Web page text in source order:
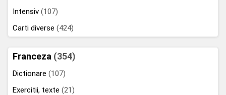
Intensiv (107)
Carti diverse (424)
Franceza (354)
Dictionare (107)
Exercitii, texte (21)